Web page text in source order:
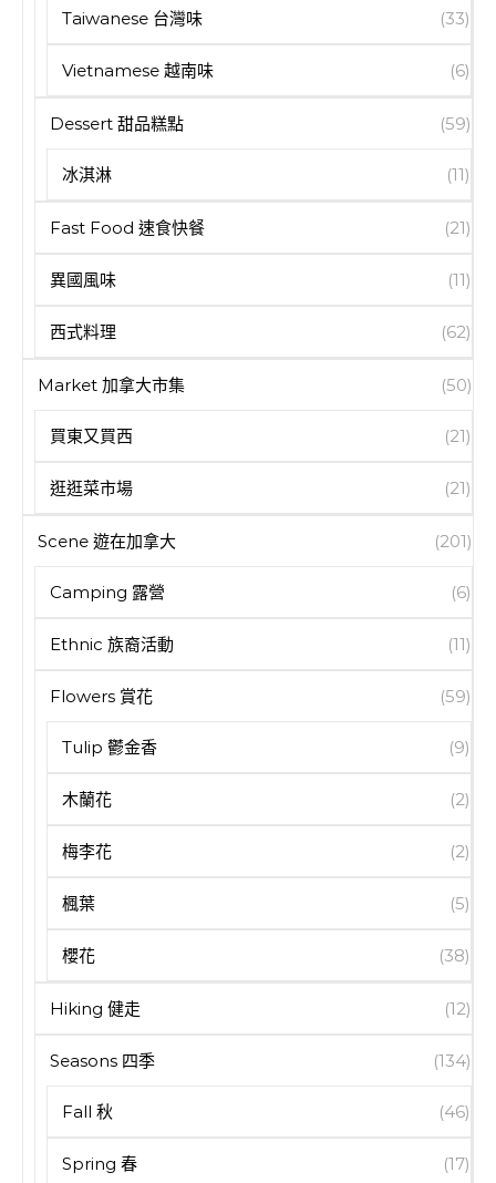
Taiwanese 台灣味 (33)
Vietnamese 越南味 (6)
Dessert 甜品糕點 (59)
冰淇淋 (11)
Fast Food 速食快餐 (21)
異國風味 (11)
西式料理 (62)
Market 加拿大市集 (50)
買東又買西 (21)
逛逛菜市場 (21)
Scene 遊在加拿大 (201)
Camping 露營 (6)
Ethnic 族裔活動 (11)
Flowers 賞花 (59)
Tulip 鬱金香 (9)
木蘭花 (2)
梅李花 (2)
楓葉 (5)
櫻花 (38)
Hiking 健走 (12)
Seasons 四季 (134)
Fall 秋 (46)
Spring 春 (17)